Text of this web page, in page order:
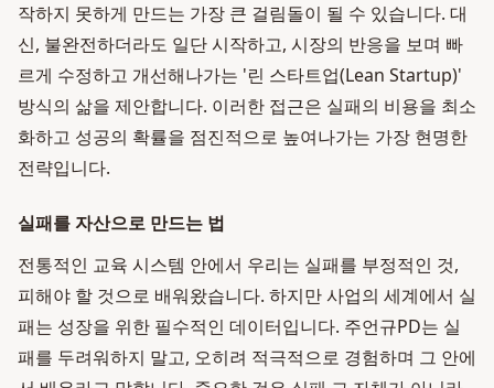
작하지 못하게 만드는 가장 큰 걸림돌이 될 수 있습니다. 대
신, 불완전하더라도 일단 시작하고, 시장의 반응을 보며 빠
르게 수정하고 개선해나가는 '린 스타트업(Lean Startup)'
방식의 삶을 제안합니다. 이러한 접근은 실패의 비용을 최소
화하고 성공의 확률을 점진적으로 높여나가는 가장 현명한
전략입니다.
실패를 자산으로 만드는 법
전통적인 교육 시스템 안에서 우리는 실패를 부정적인 것,
피해야 할 것으로 배워왔습니다. 하지만 사업의 세계에서 실
패는 성장을 위한 필수적인 데이터입니다. 주언규PD는 실
패를 두려워하지 말고, 오히려 적극적으로 경험하며 그 안에